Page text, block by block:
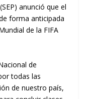
anunció que el
forma anticipada
de la FIFA
de
todas las
de nuestro país,